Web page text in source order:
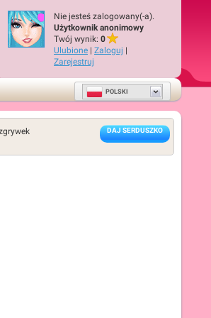
Nie jesteś zalogowany(-a).
Użytkownik anonimowy
Twój wynik: 0
Ulubione | Zaloguj |
Zarejestruj
POLSKI
DAJ SERDUSZKO